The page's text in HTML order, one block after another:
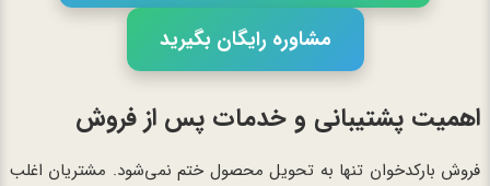
مشاوره رایگان بگیرید
اهمیت پشتیبانی و خدمات پس از فروش
فروش بارکدخوان تنها به تحویل محصول ختم نمی‌شود. مشتریان اغلب